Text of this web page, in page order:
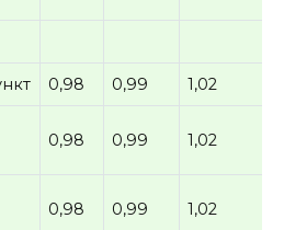
0,98 0,99 1,02
0,98 0,99 1,02
0,98 0,99 1,02